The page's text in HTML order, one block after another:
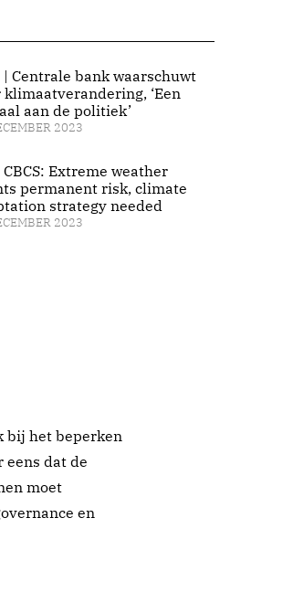
| Centrale bank waarschuwt
klimaatverandering, ‘Een
aan de politiek’
2023
CBCS: Extreme weather
permanent risk, climate
strategy needed
2023
bij het beperken
eens dat de
moet
en